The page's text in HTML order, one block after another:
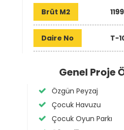
Brüt M2 1199
Daire No T-
Genel Proje
Özgün Peyzaj
Çocuk Havuzu
Çocuk Oyun Parkı